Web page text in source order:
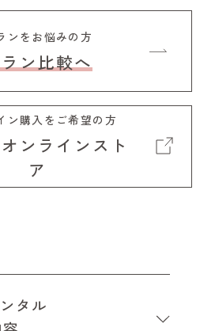
ンをお悩みの方
ン比較へ
ン購入をご希望の方
ンラインスト
ア
タル